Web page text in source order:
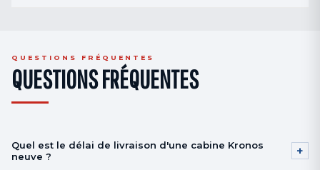
QUESTIONS FRÉQUENTES
QUESTIONS FRÉQUENTES
Quel est le délai de livraison d'une cabine Kronos
neuve ?
+